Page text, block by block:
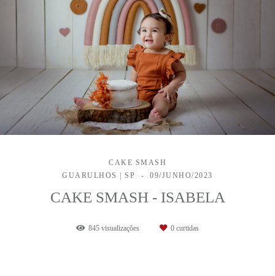
CAKE SMASH
GUARULHOS | SP
09/JUNHO/2023
CAKE SMASH - ISABELA
845 visualizações 0 curtidas